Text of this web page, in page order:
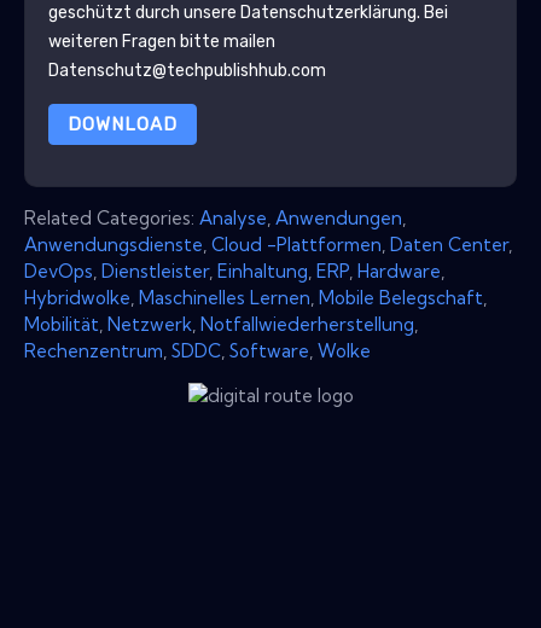
geschützt durch unsere Datenschutzerklärung. Bei
weiteren Fragen bitte mailen
Datenschutz@techpublishhub.com
DOWNLOAD
Related Categories: Analyse Anwendungen
Anwendungsdienste Cloud -Plattformen Daten Center,
DevOps Dienstleister, Einhaltung ERP Hardware
Hybridwolke Maschinelles Lernen Mobile Belegschaft
Mobilität Netzwerk Notfallwiederherstellung
Rechenzentrum SDDC Software Wolke